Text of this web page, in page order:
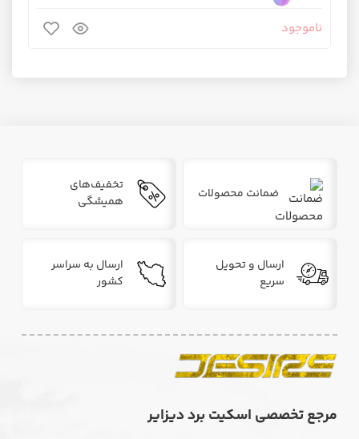
ناموجود
ضمانت محصولات
تخفیف‌های
همیشگی
ارسال و تحویل
سریع
ارسال به سراسر
کشور
مرجع تخصصی اسکیت برد دیزایر